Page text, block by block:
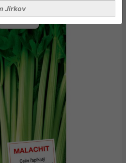
Jirkov